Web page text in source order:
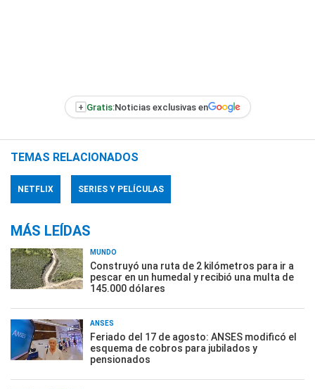
+ Gratis:Noticias exclusivas en
TEMAS RELACIONADOS
NETFLIX SERIES Y PELÍCULAS
MÁS LEÍDAS
MUNDO
Construyó una ruta de 2 kilómetros para ir a
pescar en un humedal y recibió una multa de
145.000 dólares
ANSES
Feriado del 17 de agosto: ANSES modificó el
esquema de cobros para jubilados y
pensionados